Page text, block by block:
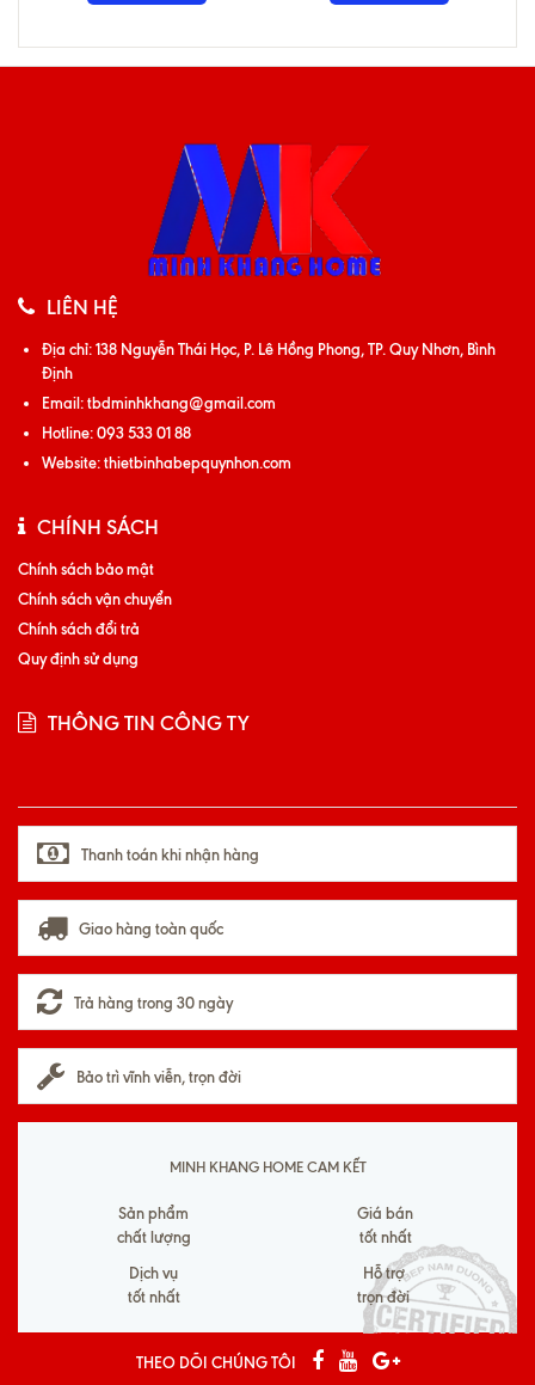
LIÊN HỆ
Địa chỉ:138 Nguyễn Thái Học, P. Lê Hồng Phong, TP. Quy Nhơn, Bình
Định
Email:tbdminhkhang@gmail.com
Hotline:093 533 01 88
Website:thietbinhabepquynhon.com
CHÍNH SÁCH
Chính sách bảo mật
Chính sách vận chuyển
Chính sách đổi trả
Quy định sử dụng
THÔNG TIN CÔNG TY
Thanh toán khi nhận hàng
Giao hàng toàn quốc
Trả hàng trong 30 ngày
Bảo trì vĩnh viễn, trọn đời
MINH KHANG HOME CAM KẾT
Sản phẩm
chất lượng
Giá bán
tốt nhất
Dịch vụ
tốt nhất
Hỗ trợ
trọn đời
THEO DÕI CHÚNG TÔI